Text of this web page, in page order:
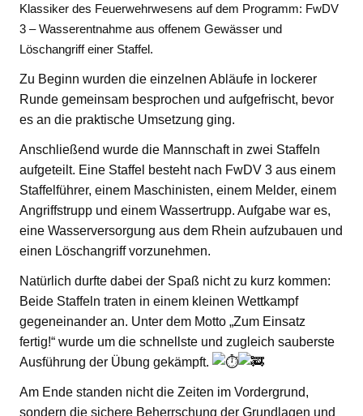
Klassiker des Feuerwehrwesens auf dem Programm: FwDV
3 – Wasserentnahme aus offenem Gewässer und
Löschangriff einer Staffel.
Zu Beginn wurden die einzelnen Abläufe in lockerer
Runde gemeinsam besprochen und aufgefrischt, bevor
es an die praktische Umsetzung ging.
Anschließend wurde die Mannschaft in zwei Staffeln
aufgeteilt. Eine Staffel besteht nach FwDV 3 aus einem
Staffelführer, einem Maschinisten, einem Melder, einem
Angriffstrupp und einem Wassertrupp. Aufgabe war es,
eine Wasserversorgung aus dem Rhein aufzubauen und
einen Löschangriff vorzunehmen.
Natürlich durfte dabei der Spaß nicht zu kurz kommen:
Beide Staffeln traten in einem kleinen Wettkampf
gegeneinander an. Unter dem Motto „Zum Einsatz
fertig!“ wurde um die schnellste und zugleich sauberste
Ausführung der Übung gekämpft.
Am Ende standen nicht die Zeiten im Vordergrund,
sondern die sichere Beherrschung der Grundlagen und